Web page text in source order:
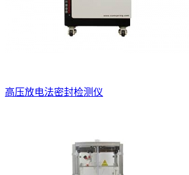
高压放电法密封检测仪